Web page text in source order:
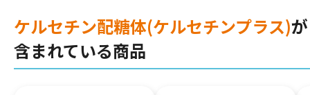
ケルセチン配糖体(ケルセチンプラス)が
含まれている商品